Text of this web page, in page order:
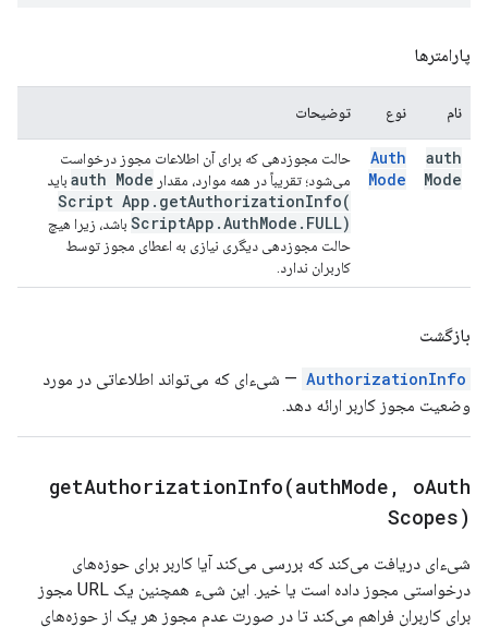
پارامترها
نام نوع توضیحات
auth
Mode
Auth
Mode
حالت مجوزدهی که برای آن اطلاعات مجوز درخواست
می‌شود؛ تقریباً در همه موارد، مقدار auth Mode باید
Script App . getAuthorizationInfo(
ScriptApp .AuthMode . FULL)
باشد، زیرا هیچ
حالت مجوزدهی دیگری نیازی به اعطای مجوز توسط
کاربران ندارد.
بازگشت
AuthorizationInfo — شیء‌ای که می‌تواند اطلاعاتی در مورد
وضعیت مجوز کاربر ارائه دهد.
getAuthorizationInfo(authMode , oAuth
Scopes)
شیء‌ای دریافت می‌کند که بررسی می‌کند آیا کاربر برای حوزه‌های
درخواستی مجوز داده است یا خیر. این شیء همچنین یک URL مجوز
برای کاربران فراهم می‌کند تا در صورت عدم مجوز هر یک از حوزه‌های